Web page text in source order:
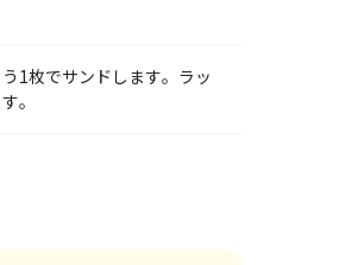
1枚でサンドします。ラッ
。